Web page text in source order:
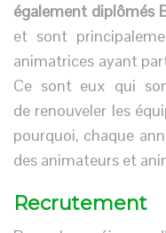
également diplômés
et sont
animatrices ayant
Ce sont eux qui
de renouveler les
pourquoi, chaque
des animateurs et
Recrutement